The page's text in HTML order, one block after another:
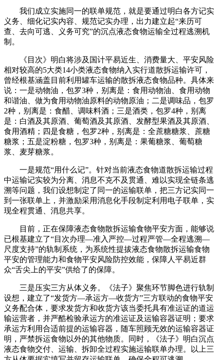
我们成立实施同一的联单规范，就是要通过明白各方记实
义务、细化记实内容、规范记实办理，出力建立起“来历可
查、去向可逃、义务可究”的沉点液态食物运输全过程逃溯机
制。
《目次》明白将涉及国计平易近生、消费量大、平安风险
相对较高的5大类14小类液态食物纳入实行道散拆运输许可，
曾经根基涵盖目前利用罐车运输的散拆液态食物品种。具体来
说：一是动物油，包罗3种，别离是：食用动物油、食用动物
和谐油、做为食用动物油原料的动物原油；二是调味品，包罗
2种，别离是：食醋、调味料酒；三是酒类，包罗4种，别离
是：白酒及其原酒、葡萄酒及其原酒、发酵型果酒及其原酒、
食用酒精；四是食糖，包罗2种，别离是：全蔗糖糖浆、蔗糖
糖浆；五是淀粉糖，包罗3种，别离是：果葡糖浆、葡萄糖
浆、麦芽糖浆。
一是规范“用什么记”。针对当前液态食物道散拆运输过程
中运输记实较为分离、消息不克不及贯通、难以实现全链条逃
溯等问题，我们设想制定了同一的运输联单，把三方记实同一
到一张联单上，并激励采用消息化手段制定利用电子联单，实
现全程贯通、消息共享。
目前，正在保障液态食物散拆运输食物平安方面，能够说
已根基建立了“目次办理—准入严控—过程严管—全程逃溯—
尺度支持”的轨制系统，为系统性提拔液态食物散拆运输食物
平安的管理能力和食物平安风险防控效能，保障人平易近群
众“舌尖上的平安”供给了的保障。
三是压实三方从体义务。《法子》聚焦环节脚色进行轨制
设想，建立了“发货方—承运方—收货方”三方联动的食物平安
义务配合体，要求发货方和收货方该当委托具有准运证的道运
输运营者，并严酷检验承运方的准运证及运输容器证明；要求
承运方利用合适前提的运输容器，随车照顾无效的运输容器证
明，严禁拆运食物以外的其他物质。同时，《法子》明白沉点
液态食物交付、运输、拆卸全过程实施运输联单办理。以上三